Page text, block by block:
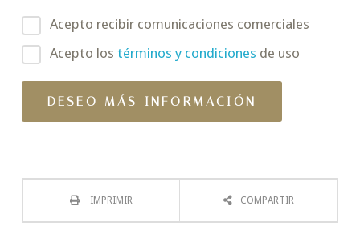
Acepto recibir comunicaciones comerciales
Acepto los términos y condiciones de uso
IMPRIMIR COMPARTIR